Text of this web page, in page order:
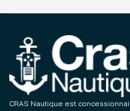
CRAS Nautique est